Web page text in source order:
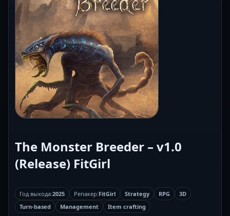
The Monster Breeder – v1.0
(Release) FitGirl
Год выхода:2025 Репакер:FitGirl Strategy RPG
3D
Turn-based
Management Item crafting